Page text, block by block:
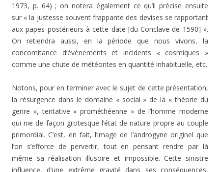
1973, p. 64) ; on notera également ce qu’il précise ensuite
sur « la justesse souvent frappante des devises se rapportant
aux papes postérieurs à cette date [du Conclave de 1590] ».
On retiendra aussi, en la période que nous vivons, la
concomitance d’évènements et incidents « cosmiques »
comme une chute de météorites en quantité inhabituelle, etc.
Notons, pour en terminer avec le sujet de cette présentation,
la résurgence dans le domaine « social » de la « théorie du
genre », tentative « prométhéenne » de l’homme moderne
qui nie de façon grotesque l’état de nature propre au couple
primordial. C’est, en fait, l’image de l’androgyne originel que
l’on s’efforce de pervertir, tout en pensant rendre par là
même sa réalisation illusoire et impossible. Cette sinistre
influence, d’une extrême gravité dans ses conséquences,